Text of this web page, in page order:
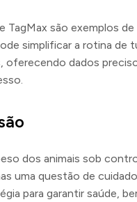
TagMax são exemplos
simplificar a rotina de
oferecendo dados
dos animais sob
uma questão de
para garantir saúde,